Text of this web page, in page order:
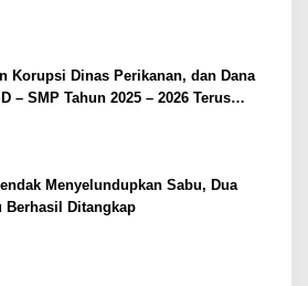
Korupsi Dinas Perikanan, dan Dana
– SMP Tahun 2025 – 2026 Terus
Menyelundupkan Sabu, Dua
Berhasil Ditangkap